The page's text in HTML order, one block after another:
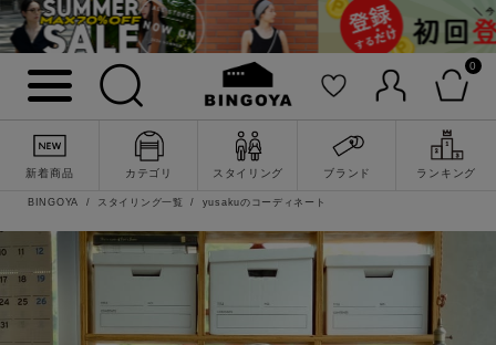
0
新着商品 カテゴリ スタイリング ブランド ランキング
BINGOYA スタイリング一覧 yusakuのコーディネート